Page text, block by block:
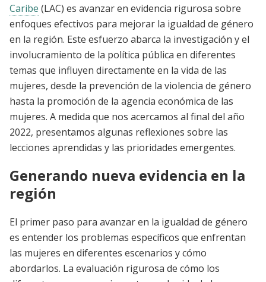
Caribe (LAC) es avanzar en evidencia rigurosa sobre
enfoques efectivos para mejorar la igualdad de género
en la región. Este esfuerzo abarca la investigación y el
involucramiento de la política pública en diferentes
temas que influyen directamente en la vida de las
mujeres, desde la prevención de la violencia de género
hasta la promoción de la agencia económica de las
mujeres. A medida que nos acercamos al final del año
2022, presentamos algunas reflexiones sobre las
lecciones aprendidas y las prioridades emergentes.
Generando nueva evidencia en la
región
El primer paso para avanzar en la igualdad de género
es entender los problemas específicos que enfrentan
las mujeres en diferentes escenarios y cómo
abordarlos. La evaluación rigurosa de cómo los